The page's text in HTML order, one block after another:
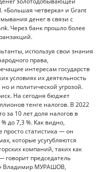
«Большая четверка» и Grant
денег в связи с
Через банк прошло более
используя свои знания
права,
интересам государств
условиях их деятельность
и политической угрозой.
На сегодня бюджет
тенге налогов. В 2022
за 10 лет доля налогов в
до 7,3 %. Как видно,
просто статистика — он
которые усугубляются
компаний, таких как
говорит председатель
Владимир МУРАШОВ,